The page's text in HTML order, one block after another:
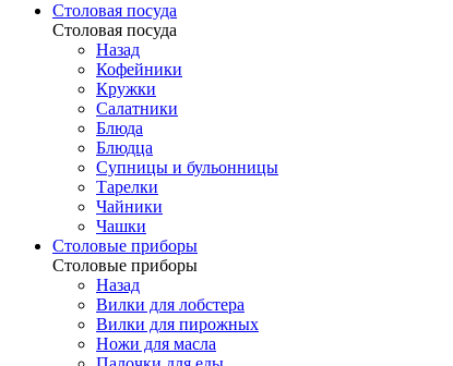
Столовая посуда
Столовая посуда
Назад
Кофейники
Кружки
Салатники
Блюда
Блюдца
Супницы и бульонницы
Тарелки
Чайники
Чашки
Cтоловые приборы
Cтоловые приборы
Назад
Вилки для лобстера
Вилки для пирожных
Ножи для масла